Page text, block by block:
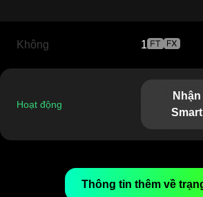
Không 1
Hoạt động
Nhận
Smart
Thông tin thêm về